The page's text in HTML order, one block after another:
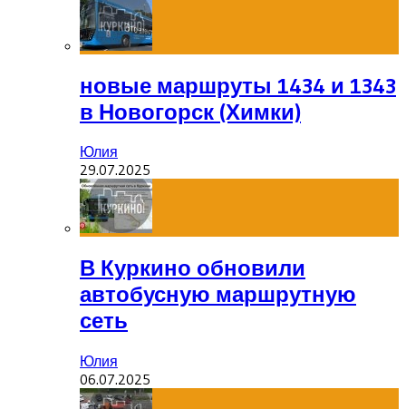
новые маршруты 1434 и 1343
в Новогорск (Химки)
Юлия
29.07.2025
В Куркино обновили
автобусную маршрутную
сеть
Юлия
06.07.2025